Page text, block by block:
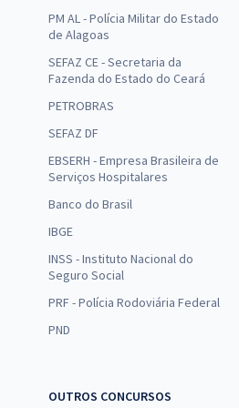
PM AL - Polícia Militar do Estado
de Alagoas
SEFAZ CE - Secretaria da
Fazenda do Estado do Ceará
PETROBRAS
SEFAZ DF
EBSERH - Empresa Brasileira de
Serviços Hospitalares
Banco do Brasil
IBGE
INSS - Instituto Nacional do
Seguro Social
PRF - Polícia Rodoviária Federal
PND
OUTROS CONCURSOS